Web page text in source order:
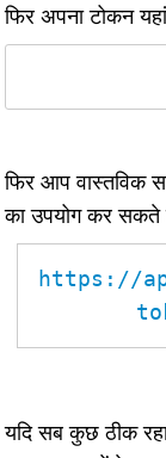
फिर अपना टोकन
फिर आप वास्तविक
का उपयोग कर सकते
https://
यदि सब कुछ ठीक